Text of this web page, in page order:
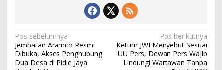
N
a
v
Pos sebelumnya
Jembatan Aramco Resmi
Dibuka, Akses Penghubung
Dua Desa di Pidie Jaya
Pos berikutnya
Ketum JWI Menyebut Sesuai
UU Pers, Dewan Pers Wajib
Lindungi Wartawan Tanpa